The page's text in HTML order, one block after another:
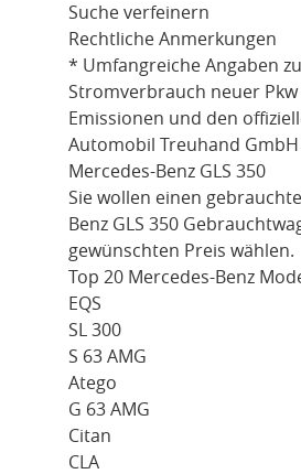
Suche verfeinern
Rechtliche Anmerkungen
* Umfangreiche Angaben
Stromverbrauch neuer
Emissionen und den
Automobil Treuhand
Mercedes-Benz GLS 350
Sie wollen einen
Benz GLS 350
gewünschten Preis wählen.
Top 20 Mercedes-Benz
EQS
SL 300
S 63 AMG
Atego
G 63 AMG
Citan
CLA